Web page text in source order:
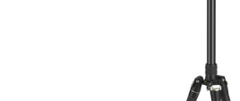
быстрое выравнивание с
уровня. Дополнительные